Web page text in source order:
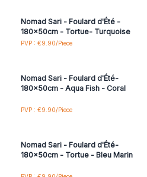
Nomad Sari - Foulard d'Été -
180x50cm - Tortue- Turquoise
PVP : €9.90/PieceConnectez-vous ou
Nomad Sari - Foulard d'Été-
180x50cm - Aqua Fish - Coral
PVP : €9.90/PieceConnectez-vous ou
Nomad Sari - Foulard d'Été-
180x50cm - Tortue - Bleu Marin